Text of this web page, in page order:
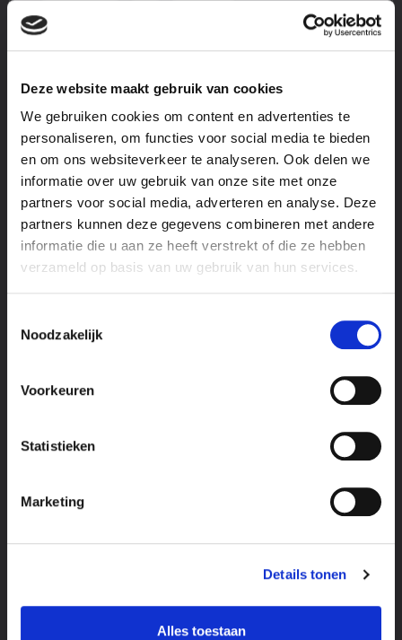
Deze website maakt gebruik van cookies
We gebruiken cookies om content en advertenties te
personaliseren, om functies voor social media te bieden
en om ons websiteverkeer te analyseren. Ook delen we
informatie over uw gebruik van onze site met onze
partners voor social media, adverteren en analyse. Deze
partners kunnen deze gegevens combineren met andere
informatie die u aan ze heeft verstrekt of die ze hebben
verzameld op basis van uw gebruik van hun services.
Noodzakelijk
Voorkeuren
Statistieken
Marketing
Details tonen
Alles toestaan
Dashboards & Rapportage
↑ Altijd inzicht in wat werkt
Realtime dashboards die je laten zien wat je marketing
oplevert. Geen Excel, geen giswerk.
↑ Meer uit je bestaande traffic halen
Meer conversie uit dezelfde bezoekers via A/B-testen,
↑ Slimmer werken, sneller schalen
Repeterende taken automatiseren, AI inzetten voor